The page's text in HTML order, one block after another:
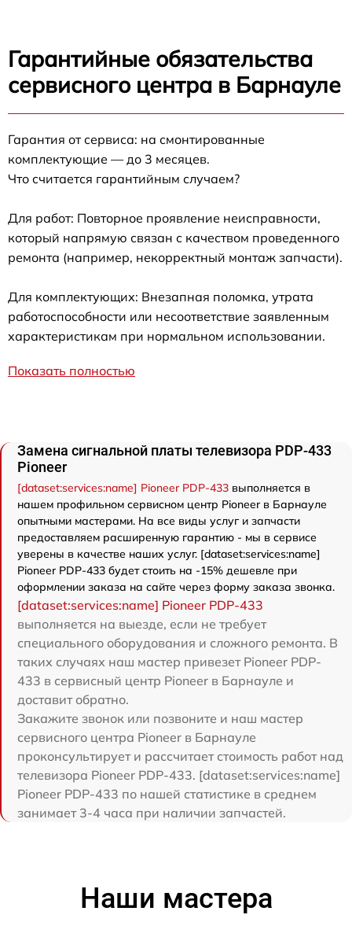
Гарантийные обязательства
сервисного центра в Барнауле
Гарантия от сервиса: на смонтированные
комплектующие — до 3 месяцев.
Что считается гарантийным случаем?
Для работ: Повторное проявление неисправности,
который напрямую связан с качеством проведенного
ремонта (например, некорректный монтаж запчасти).
Для комплектующих: Внезапная поломка, утрата
работоспособности или несоответствие заявленным
характеристикам при нормальном использовании.
Показать полностью
Замена сигнальной платы телевизора PDP-433
Pioneer
[dataset:services:name] Pioneer PDP-433 выполняется в
нашем профильном сервисном центр Pioneer в Барнауле
опытными мастерами. На все виды услуг и запчасти
предоставляем расширенную гарантию - мы в сервисе
уверены в качестве наших услуг. [dataset:services:name]
Pioneer PDP-433 будет стоить на -15% дешевле при
оформлении заказа на сайте через форму заказа звонка.
[dataset:services:name] Pioneer PDP-433
выполняется на выезде, если не требует
специального оборудования и сложного ремонта. В
таких случаях наш мастер привезет Pioneer PDP-
433 в сервисный центр Pioneer в Барнауле и
доставит обратно.
Закажите звонок или позвоните и наш мастер
сервисного центра Pioneer в Барнауле
проконсультирует и рассчитает стоимость работ над
телевизора Pioneer PDP-433. [dataset:services:name]
Pioneer PDP-433 по нашей статистике в среднем
занимает 3-4 часа при наличии запчастей.
Наши мастера